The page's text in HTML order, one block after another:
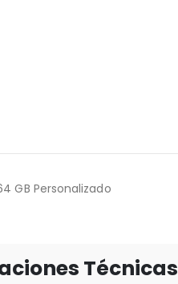
GB Personalizado
Técnicas